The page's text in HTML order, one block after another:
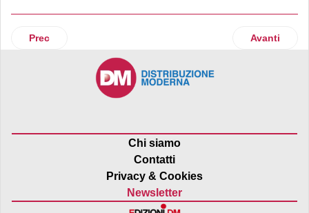
Articolo precedente: Decathlon e Leroy Merlin insieme per
Prec Articolo
Avanti
Chi siamo
Contatti
Privacy & Cookies
Newsletter